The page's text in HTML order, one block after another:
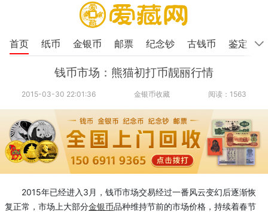
首页 纸币 金银币 邮票 纪念钞 古钱币 鉴定
钱币市场：熊猫初打币靓丽行情
2015-03-30 22:01:36 金银币收藏 阅读：1563
2015年已经进入3月，钱币市场交易经过一番风云变幻后逐渐恢
复正常，市场上大部分金银币品种维持节前的市场价格，持续着春节